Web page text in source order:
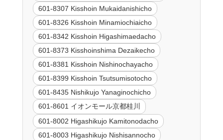
601-8307 Kisshoin Mukaidanishicho
601-8326 Kisshoin Minamiochiaicho
601-8342 Kisshoin Higashimaedacho
601-8373 Kisshoinshima Dezaikecho
601-8381 Kisshoin Nishinochayacho
601-8399 Kisshoin Tsutsumisotocho
601-8435 Nishikujo Yanaginochicho
601-8601 イオンモール京都桂川
601-8002 Higashikujo Kamitonodacho
601-8003 Higashikujo Nishisannocho